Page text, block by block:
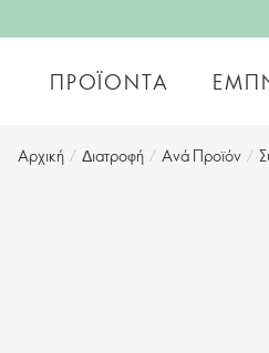
ΠΡΟΪΌΝΤΑ
Αρχική / Διατροφή / Ανά Προϊόν /